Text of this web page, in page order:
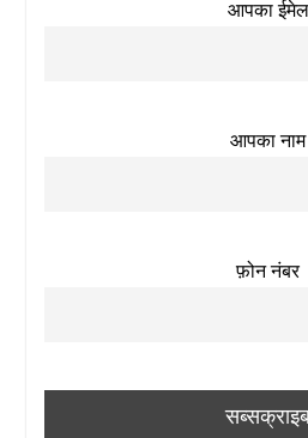
आपका ईमेल
आपका नाम
फ़ोन नंबर